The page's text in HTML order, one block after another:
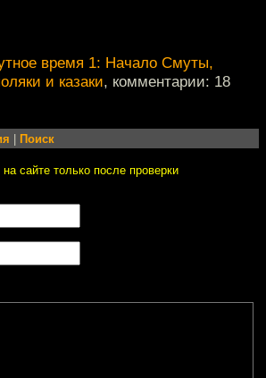
время 1: Начало Смуты,
и казаки, комментарии: 18
Поиск
сайте только после проверки